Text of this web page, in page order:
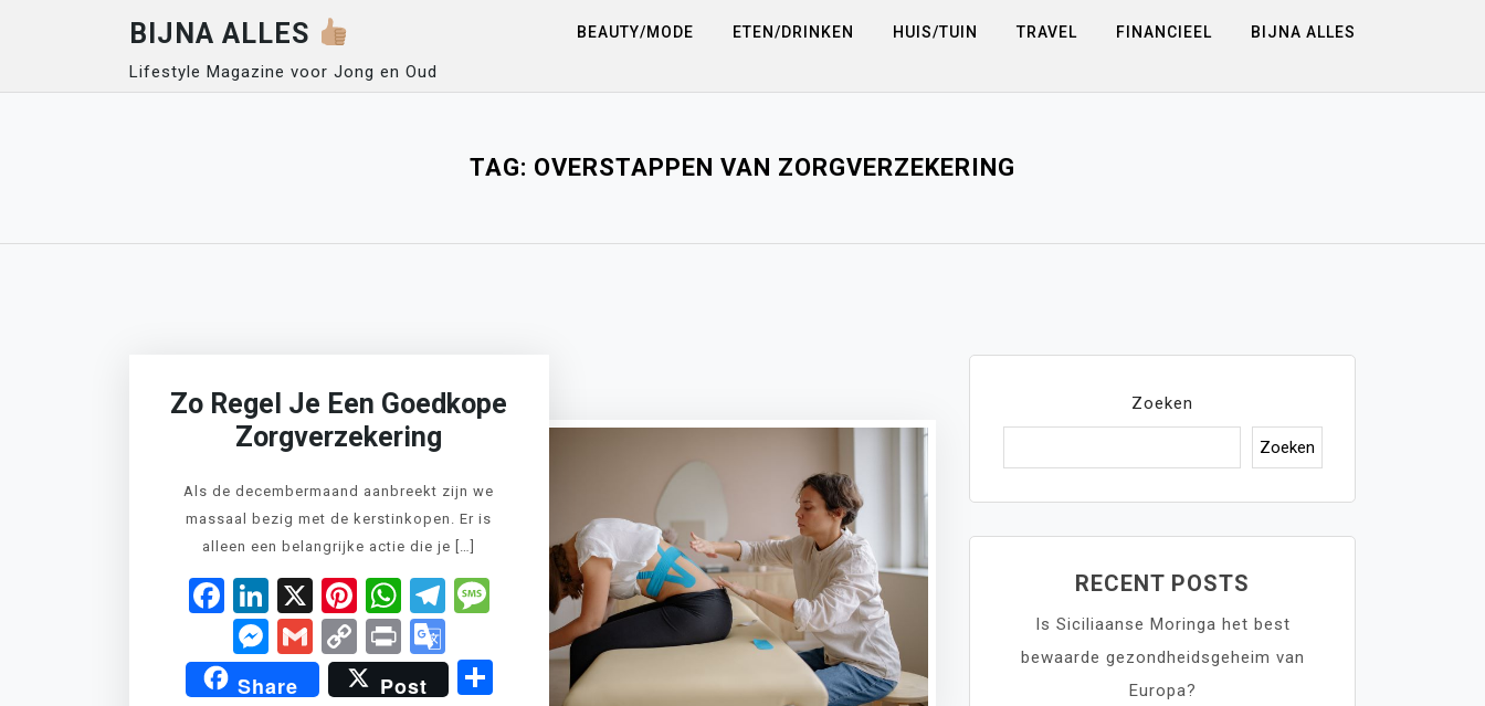
BIJNA ALLES
Lifestyle Magazine voor Jong en Oud
BEAUTY/MODE ETEN/DRINKEN HUIS/TUIN TRAVEL FINANCIEEL BIJNA ALLES
TAG: OVERSTAPPEN VAN ZORGVERZEKERING
Zo Regel Je Een Goedkope
Zorgverzekering
Als de decembermaand aanbreekt zijn we
massaal bezig met de kerstinkopen. Er is
alleen een belangrijke actie die je […]
Facebook
LinkedIn
X Pinterest
WhatsApp
Telegram
Message
Messenger
Gmail
Copy
Link
PrintGoogle
Translate
Share Post Delen
Zoeken
Zoeken
RECENT POSTS
Is Siciliaanse Moringa het best
bewaarde gezondheidsgeheim van
Europa?